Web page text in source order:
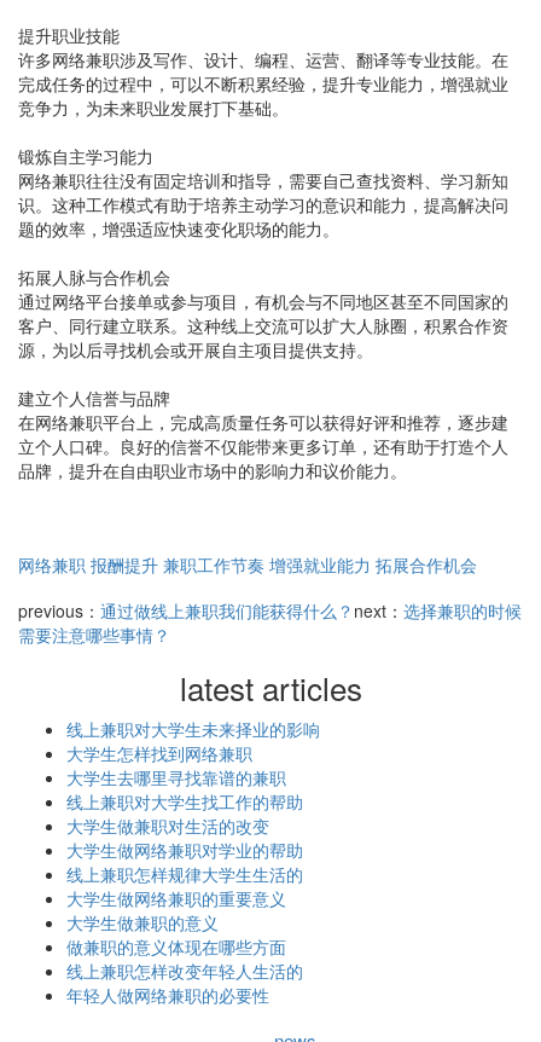
提升职业技能
许多网络兼职涉及写作、设计、编程、运营、翻译等专业技能。在
完成任务的过程中，可以不断积累经验，提升专业能力，增强就业
竞争力，为未来职业发展打下基础。
锻炼自主学习能力
网络兼职往往没有固定培训和指导，需要自己查找资料、学习新知
识。这种工作模式有助于培养主动学习的意识和能力，提高解决问
题的效率，增强适应快速变化职场的能力。
拓展人脉与合作机会
通过网络平台接单或参与项目，有机会与不同地区甚至不同国家的
客户、同行建立联系。这种线上交流可以扩大人脉圈，积累合作资
源，为以后寻找机会或开展自主项目提供支持。
建立个人信誉与品牌
在网络兼职平台上，完成高质量任务可以获得好评和推荐，逐步建
立个人口碑。良好的信誉不仅能带来更多订单，还有助于打造个人
品牌，提升在自由职业市场中的影响力和议价能力。
网络兼职 报酬提升 兼职工作节奏 增强就业能力 拓展合作机会
previous： 通过做线上兼职我们能获得什么？ next： 选择兼职的时候
需要注意哪些事情？
latest articles
线上兼职对大学生未来择业的影响
大学生怎样找到网络兼职
大学生去哪里寻找靠谱的兼职
线上兼职对大学生找工作的帮助
大学生做兼职对生活的改变
大学生做网络兼职对学业的帮助
线上兼职怎样规律大学生生活的
大学生做网络兼职的重要意义
大学生做兼职的意义
做兼职的意义体现在哪些方面
线上兼职怎样改变年轻人生活的
年轻人做网络兼职的必要性